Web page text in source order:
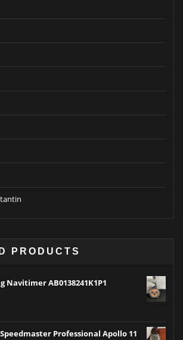
PRODUCTS
AB0138241K1P1
Professional Apollo 11